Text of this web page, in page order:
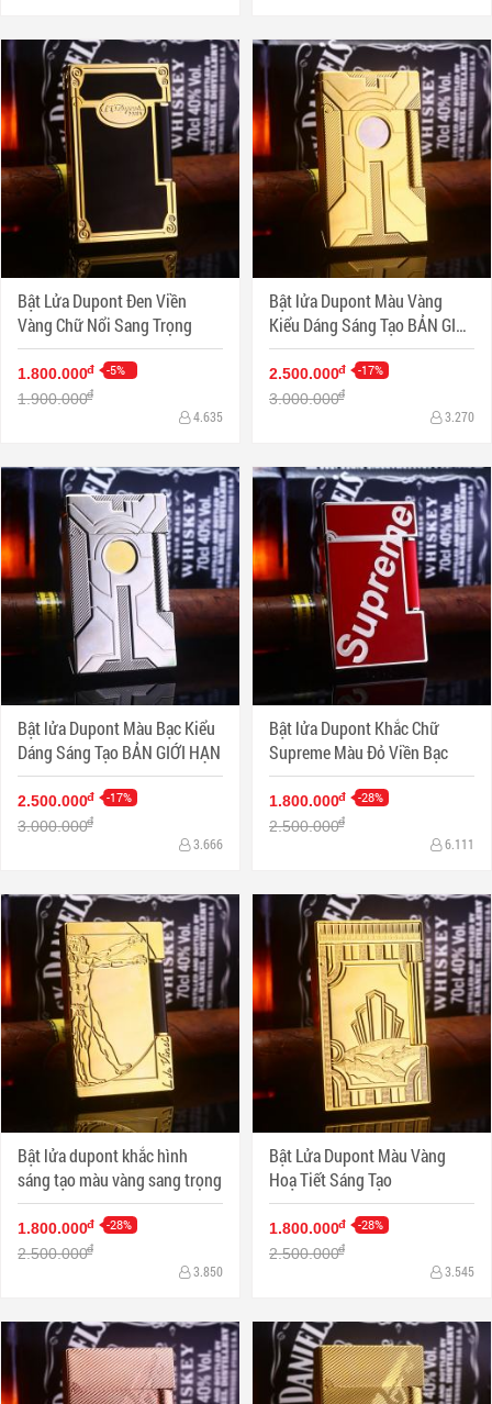
Bật Lửa Dupont Đen Viền
Vàng Chữ Nổi Sang Trọng
1.800.000đ -5%
1.900.000đ
4.635
Bật lửa Dupont Màu Vàng
Kiểu Dáng Sáng Tạo BẢN GIỚI
HẠN
2.500.000đ -17%
3.000.000đ
3.270
Bật lửa Dupont Màu Bạc Kiểu
Dáng Sáng Tạo BẢN GIỚI HẠN
2.500.000đ -17%
3.000.000đ
3.666
Bật lửa Dupont Khắc Chữ
Supreme Màu Đỏ Viền Bạc
1.800.000đ -28%
2.500.000đ
6.111
Bật lửa dupont khắc hình
sáng tạo màu vàng sang trọng
1.800.000đ -28%
2.500.000đ
3.850
Bật Lửa Dupont Màu Vàng
Hoạ Tiết Sáng Tạo
1.800.000đ -28%
2.500.000đ
3.545